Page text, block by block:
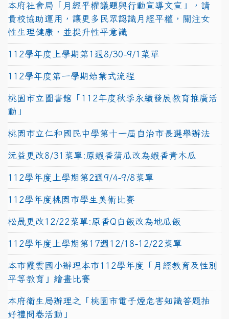
本府社會局「月經平權議題與行動宣導文宣」，請
貴校協助運用，讓更多民眾認識月經平權，關注女
性生理健康，並提升性平意識
112學年度上學期第1週8/30-9/1菜單
112學年度第一學期始業式流程
桃園市立圖書館「112年度秋季永續發展教育推廣活
動」
桃園市立仁和國民中學第十一屆自治市長選舉辦法
沅益更改8/31菜單:原蝦香蒲瓜改為蝦香青木瓜
112學年度上學期第2週9/4-9/8菜單
112學年度桃園市學生美術比賽
松晟更改12/22菜單:原香Q白飯改為地瓜飯
112學年度上學期第17週12/18-12/22菜單
本市霞雲國小辦理本市112學年度「月經教育及性別
平等教育」繪畫比賽
本府衛生局辦理之「桃園市電子煙危害知識答題抽
好禮問卷活動」